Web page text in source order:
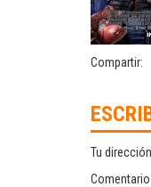
Compartir:
Tu
Comentario